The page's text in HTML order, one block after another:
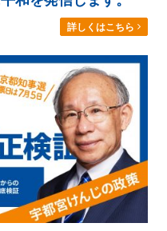
詳しくはこちら